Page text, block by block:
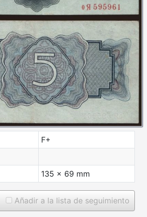
F+
135 x 69 mm
Añadir a la lista de seguimiento